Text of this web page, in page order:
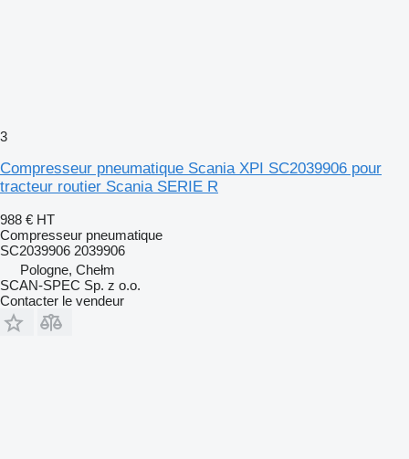
3
Compresseur pneumatique Scania XPI SC2039906 pour
tracteur routier Scania SERIE R
988 € HT
Compresseur pneumatique
SC2039906 2039906
Pologne, Chełm
SCAN-SPEC Sp. z o.o.
Contacter le vendeur